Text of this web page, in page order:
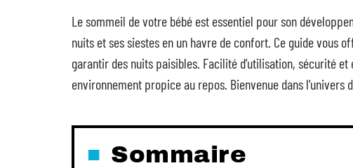
Le sommeil de votre bébé est essentiel pour son
nuits et ses siestes en un havre de confort. Ce guide vous
garantir des nuits paisibles. Facilité d’utilisation, sécurité
environnement propice au repos. Bienvenue dans
Sommaire